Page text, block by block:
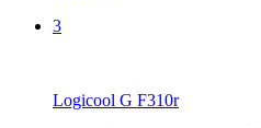
3
Logicool G F310r